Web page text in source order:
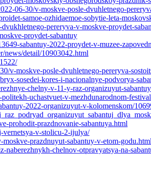
06-30/v-moskve-posle-dvuhletnego-
samoe-ozhidaemoe-sobytie-leta-
pereryva-v-moskve-proydet-
proydet-sabantuy
sabantuy-2022-proydet-v-muzee-
news/detail/10903042.html
v-moskve-posle-dvuhletnego-pereryva-
sosedei-kores-i-nacionalnye-podvorya-
chelny-v-11-y-raz-organizuyut-
uchastvuet-v-mezhdunarodnom-
2022-organizuyut-v-kolomenskom/
prohodit-prazdnovanie-sabantuya.html
vernetsya-v-stolicu-2-ijulya/
prazdnuyut-sabantuy-v-etom-godu.html
naberezhnykh-chelnov-otpravyatsya-na-